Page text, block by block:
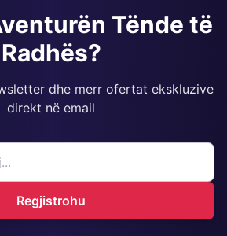
Tënde të
Radhës?
dhe merr ofertat ekskluzive
direkt në email
Regjistrohu